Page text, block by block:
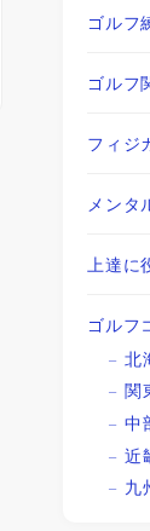
ゴルフ
ゴルフ
フィジ
メンタ
上達
ゴルフ
北
関
中
近
九